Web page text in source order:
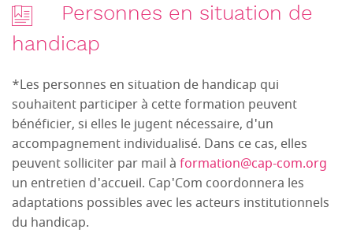
Personnes en situation de
handicap
*Les personnes en situation de handicap qui
souhaitent participer à cette formation peuvent
bénéficier, si elles le jugent nécessaire, d'un
accompagnement individualisé. Dans ce cas, elles
peuvent solliciter par mail à formation@cap-com.org
un entretien d'accueil. Cap'Com coordonnera les
adaptations possibles avec les acteurs institutionnels
du handicap.